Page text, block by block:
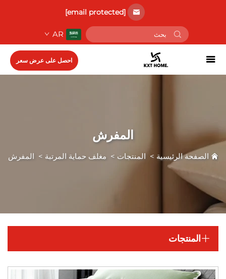
[email protected]
AR
احصل على عرض سعر
المفرش
الصفحة الرئيسية > المنتجات > مغلف حماية المرتبة > المفرش
المنتجات